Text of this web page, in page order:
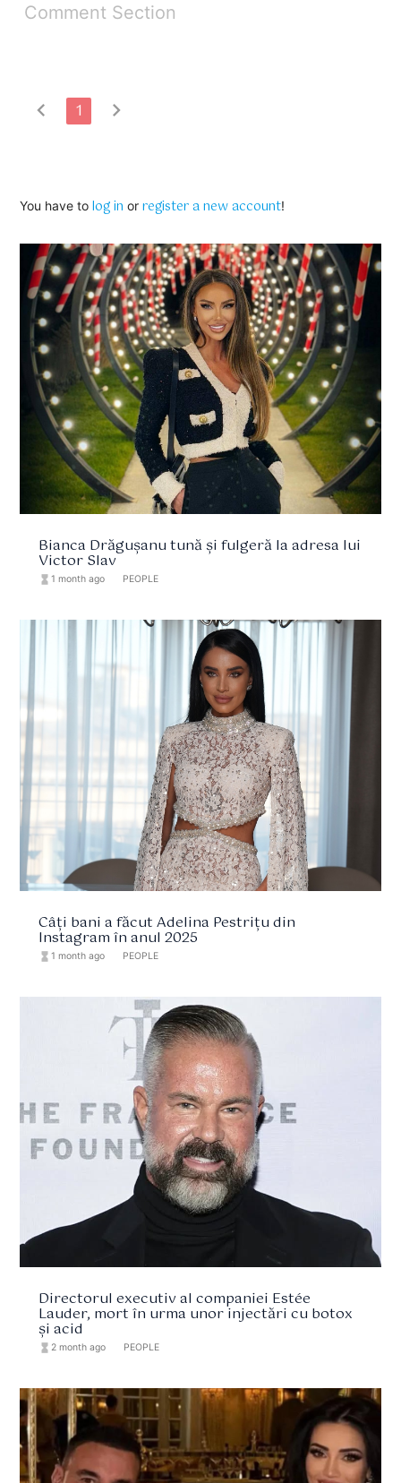
Comment Section
chevron_left 1 chevron_right
You have tolog in orregister a new account!
Bianca Drăgușanu tună și fulgeră la adresa lui
Victor Slav
hourglass_full 1 month ago PEOPLE
Câți bani a făcut Adelina Pestrițu din
Instagram în anul 2025
hourglass_full 1 month ago PEOPLE
Directorul executiv al companiei Estée
Lauder, mort în urma unor injectări cu botox
și acid
hourglass_full 2 month ago PEOPLE